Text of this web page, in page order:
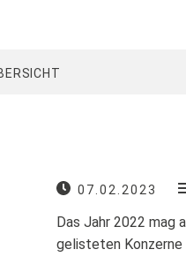
07.02.2023
Das Jahr 2022 mag
gelisteten